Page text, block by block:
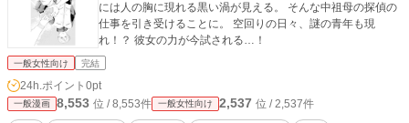
には人の胸に現れる黒い渦が見える。 そんな中祖母の探偵の
仕事を引き受けることに。 空回りの日々、謎の青年も現
れ！？ 彼女の力が今試される…！
一般女性向け 完結
24h.ポイント 0pt
一般漫画 8,553 位 / 8,553件 一般女性向け 2,537 位 / 2,537件